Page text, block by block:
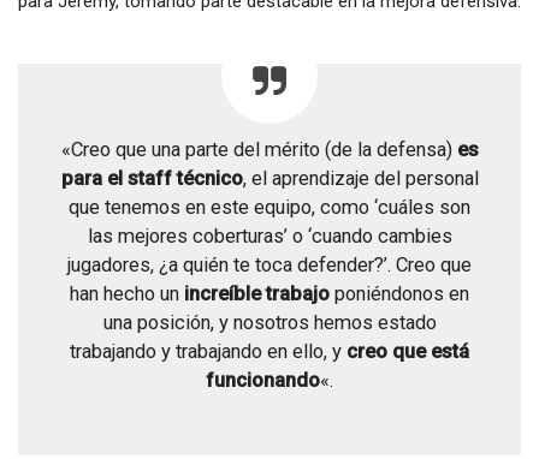
«Creo que una parte del mérito (de la defensa) es
para el staff técnico, el aprendizaje del personal
que tenemos en este equipo, como ‘cuáles son
las mejores coberturas’ o ‘cuando cambies
jugadores, ¿a quién te toca defender?’. Creo que
han hecho un increíble trabajo poniéndonos en
una posición, y nosotros hemos estado
trabajando y trabajando en ello, y creo que está
funcionando«.